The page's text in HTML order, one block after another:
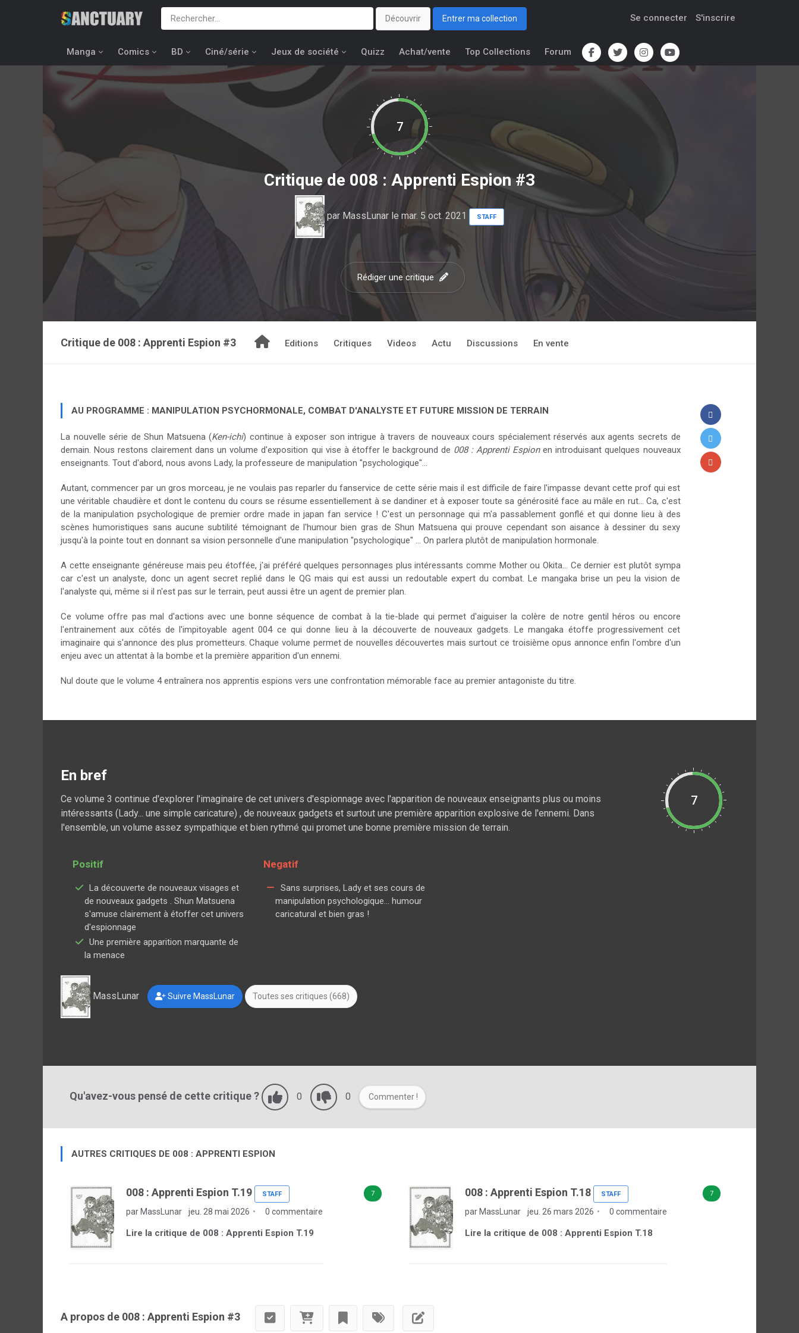
Découvrir Entrer ma collection Se connecter S'inscrire
Manga Comics BD Ciné/série Jeux de société Quizz Achat/vente Top Collections Forum
7
Critique de 008 : Apprenti Espion #3
par MassLunar le mar. 5 oct. 2021 STAFF
Rédiger une critique
Critique de 008 : Apprenti Espion #3 Editions Critiques Videos Actu Discussions En vente
AU PROGRAMME : MANIPULATION PSYCHORMONALE, COMBAT D'ANALYSTE ET FUTURE MISSION DE TERRAIN
La nouvelle série de Shun Matsuena (Ken-ichi) continue à exposer son intrigue à travers de nouveaux cours spécialement réservés aux agents secrets de
demain. Nous restons clairement dans un volume d'exposition qui vise à étoffer le background de 008 : Apprenti Espionen introduisant quelques nouveaux
enseignants. Tout d'abord, nous avons Lady, la professeure de manipulation "psychologique"...
Autant, commencer par un gros morceau, je ne voulais pas reparler du fanservice de cette série mais il est difficile de faire l'impasse devant cette prof qui est
une véritable chaudière et dont le contenu du cours se résume essentiellement à se dandiner et à exposer toute sa générosité face au mâle en rut... Ca, c'est
de la manipulation psychologique de premier ordre made in japan fan service ! C'est un personnage qui m'a passablement gonflé et qui donne lieu à des
scènes humoristiques sans aucune subtilité témoignant de l'humour bien gras de Shun Matsuena qui prouve cependant son aisance à dessiner du sexy
jusqu'à la pointe tout en donnant sa vision personnelle d'une manipulation "psychologique" ... On parlera plutôt de manipulation hormonale.
A cette enseignante généreuse mais peu étoffée, j'ai préféré quelques personnages plus intéressants comme Mother ou Okita... Ce dernier est plutôt sympa
car c'est un analyste, donc un agent secret replié dans le QG mais qui est aussi un redoutable expert du combat. Le mangaka brise un peu la vision de
l'analyste qui, même si il n'est pas sur le terrain, peut aussi être un agent de premier plan.
Ce volume offre pas mal d'actions avec une bonne séquence de combat à la tie-blade qui permet d'aiguiser la colère de notre gentil héros ou encore
l'entrainement aux côtés de l'impitoyable agent 004 ce qui donne lieu à la découverte de nouveaux gadgets. Le mangaka étoffe progressivement cet
imaginaire qui s'annonce des plus prometteurs. Chaque volume permet de nouvelles découvertes mais surtout ce troisième opus annonce enfin l'ombre d'un
enjeu avec un attentat à la bombe et la première apparition d'un ennemi.
Nul doute que le volume 4 entraînera nos apprentis espions vers une confrontation mémorable face au premier antagoniste du titre.
En bref
Ce volume 3 continue d'explorer l'imaginaire de cet univers d'espionnage avec l'apparition de nouveaux enseignants plus ou moins
intéressants (Lady... une simple caricature) , de nouveaux gadgets et surtout une première apparition explosive de l'ennemi. Dans
l'ensemble, un volume assez sympathique et bien rythmé qui promet une bonne première mission de terrain.
7
Positif
La découverte de nouveaux visages et
de nouveaux gadgets . Shun Matsuena
s'amuse clairement à étoffer cet univers
d'espionnage
Une première apparition marquante de
la menace
Negatif
Sans surprises, Lady et ses cours de
manipulation psychologique... humour
caricatural et bien gras !
MassLunar Suivre MassLunar Toutes ses critiques (668)
Qu'avez-vous pensé de cette critique ? 0 0 Commenter !
AUTRES CRITIQUES DE 008 : APPRENTI ESPION
7
008 : Apprenti Espion T.19 STAFF
par MassLunar jeu. 28 mai 2026 0 commentaire
Lire la critique de 008 : Apprenti Espion T.19
7
008 : Apprenti Espion T.18 STAFF
par MassLunar jeu. 26 mars 2026 0 commentaire
Lire la critique de 008 : Apprenti Espion T.18
A propos de 008 : Apprenti Espion #3